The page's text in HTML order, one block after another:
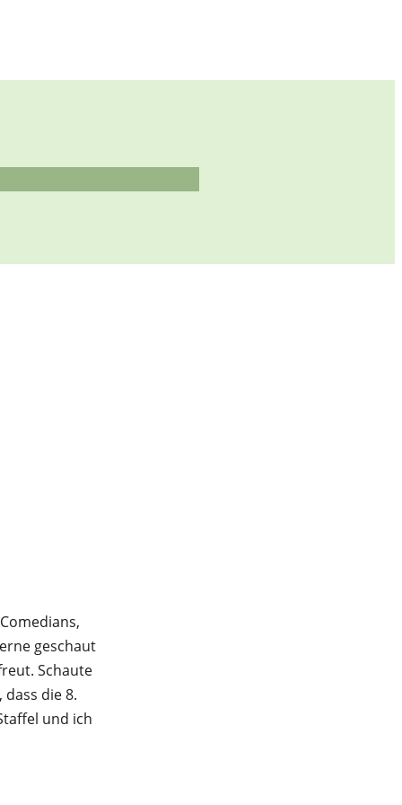
geschaut
Schaute
die 8.
und ich